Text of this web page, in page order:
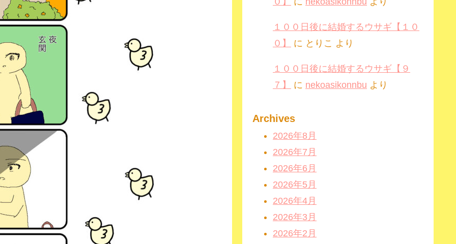
１００日後に結婚するウサギ【１０
０】
に とりこ より
１００日後に結婚するウサギ【９
７】
に nekoasikonnbu より
Archives
2026年8月
2026年7月
2026年6月
2026年5月
2026年4月
2026年3月
2026年2月